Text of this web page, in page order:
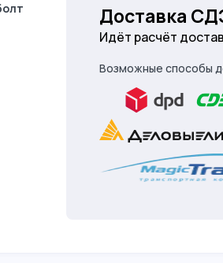
Доставка
Идёт расчёт
Возможные способы